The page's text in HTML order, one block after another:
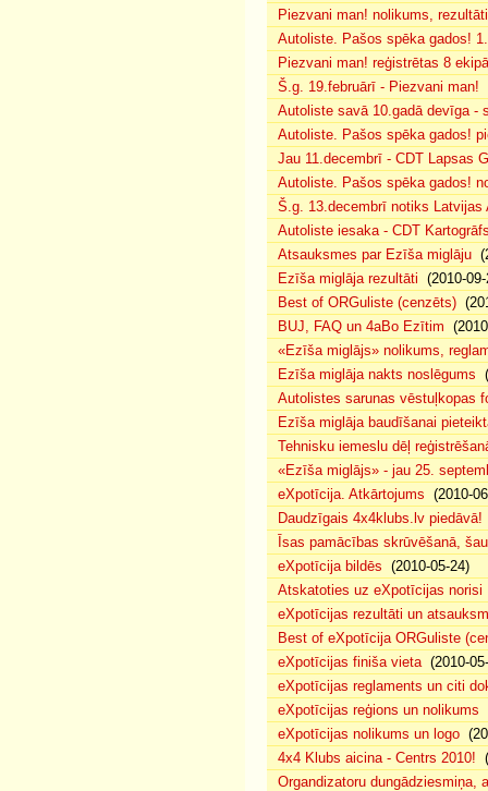
Piezvani man! nolikums,
Autoliste. Pašos spēka gados!
Piezvani man! reģistrētas 8
Š.g. 19.februārī - Piezvani man!
Autoliste savā 10.gadā devīga -
Autoliste. Pašos spēka gados!
Jau 11.decembrī - CDT Lapsas
Autoliste. Pašos spēka gados!
Š.g. 13.decembrī notiks Latvijas
Autoliste iesaka - CDT
Atsauksmes par Ezīša miglāju
Ezīša miglāja rezultāti (2010-
Best of ORGuliste (cenzēts)
BUJ, FAQ un 4aBo Ezītim
«Ezīša miglājs» nolikums,
Ezīša miglāja nakts noslēgums
Autolistes sarunas vēstuļkopas
Ezīša miglāja baudīšanai
Tehnisku iemeslu dēļ
«Ezīša miglājs» - jau 25.
eXpotīcija. Atkārtojums (2010-
Daudzīgais 4x4klubs.lv piedāvā!
Īsas pamācības skrūvēšanā,
eXpotīcija bildēs (2010-05-24)
Atskatoties uz eXpotīcijas norisi
eXpotīcijas rezultāti un
Best of eXpotīcija ORGuliste
eXpotīcijas finiša vieta(2010-
eXpotīcijas reglaments un citi
eXpotīcijas reģions un nolikums
eXpotīcijas nolikums un logo
4x4 Klubs aicina - Centrs 2010!
Organdizatoru dungādziesmiņa,